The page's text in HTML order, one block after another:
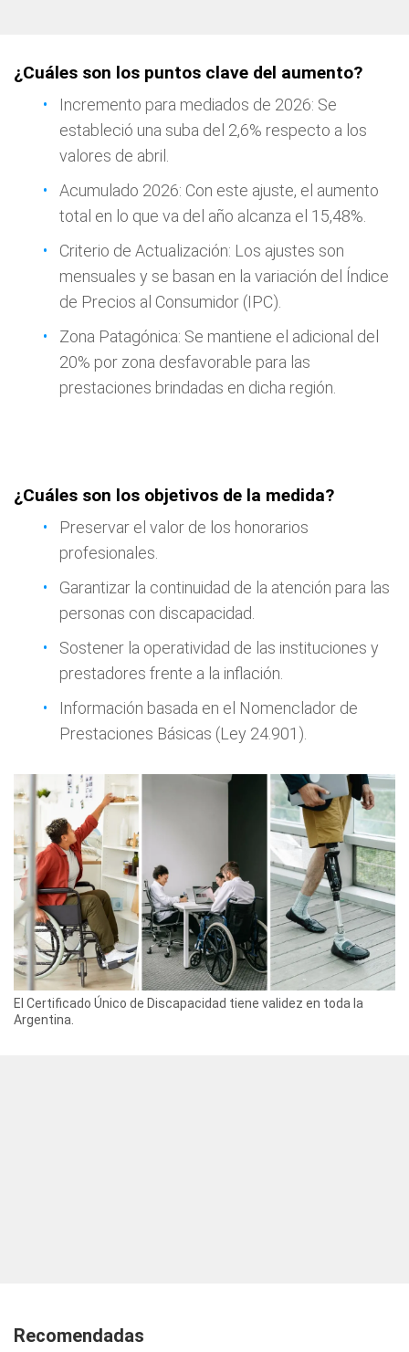
¿Cuáles son los puntos clave del aumento?
Incremento para mediados de 2026: Se
estableció una suba del 2,6% respecto a los
valores de abril.
Acumulado 2026: Con este ajuste, el aumento
total en lo que va del año alcanza el 15,48%.
Criterio de Actualización: Los ajustes son
mensuales y se basan en la variación del Índice
de Precios al Consumidor (IPC).
Zona Patagónica: Se mantiene el adicional del
20% por zona desfavorable para las
prestaciones brindadas en dicha región.
¿Cuáles son los objetivos de la medida?
Preservar el valor de los honorarios
profesionales.
Garantizar la continuidad de la atención para las
personas con discapacidad.
Sostener la operatividad de las instituciones y
prestadores frente a la inflación.
Información basada en el Nomenclador de
Prestaciones Básicas (Ley 24.901).
El Certificado Único de Discapacidad tiene validez en toda la
Argentina.
Recomendadas